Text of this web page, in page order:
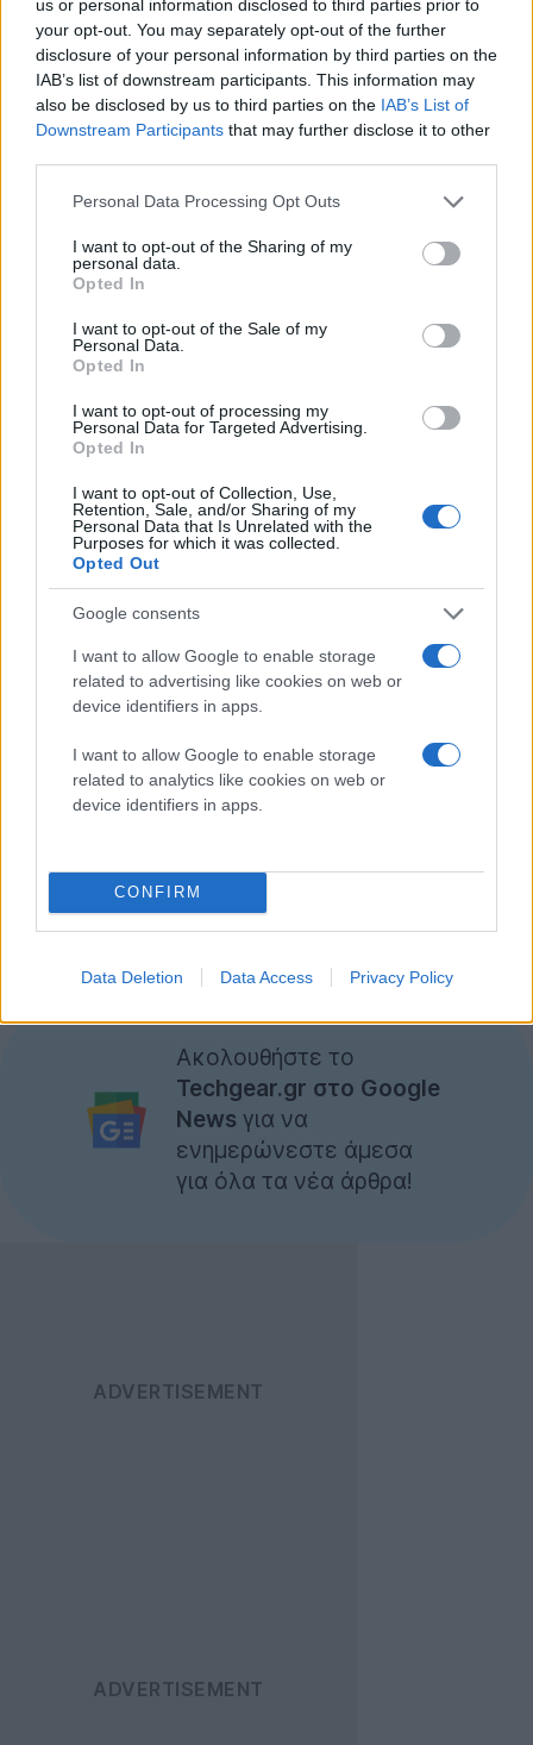
us or personal information disclosed to third parties prior to
your opt-out. You may separately opt-out of the further
disclosure of your personal information by third parties on the
IAB’s list of downstream participants. This information may
also be disclosed by us to third parties on the IAB’s List of
Downstream Participants that may further disclose it to other
Please note that this website/app uses one or more Google
not limited to your visit or usage behaviour. You may click to
grant or deny consent to Google and its third-party tags to
use your data for below specified purposes in below Google
consent section.
Personal Data Processing Opt Outs
I want to opt-out of the Sharing of my
personal data.
Opted In
I want to opt-out of the Sale of my
Personal Data.
Opted In
I want to opt-out of processing my
Personal Data for Targeted Advertising.
Opted In
I want to opt-out of Collection, Use,
Retention, Sale, and/or Sharing of my
Personal Data that Is Unrelated with the
Purposes for which it was collected.
Opted Out
Google consents
I want to allow Google to enable storage
related to advertising like cookies on web or
device identifiers in apps.
I want to allow Google to enable storage
related to analytics like cookies on web or
device identifiers in apps.
CONFIRM
Data Deletion Data Access Privacy Policy
μικρότερο αλλά ακόμα πιο ανθεκτικό από το
Xperia
, αφού φημολογείται ότι θα είναι πιστοποιημένο στο
πρωτόκολλο IP58 (αντοχή σε βάθος 1 μέτρου για
Σύμφωνα με τις πληροφορίες που διέρρευσε η
Sony Xperia ZR
Οθόνη 4.6'' HD (1280 x 720)
Επεξεργαστής quad-core Qualcomm Snapdragon
S4 Pro 1.5GHz
Επεξεργαστής γραφικών Adreno 320 GPU
Μνήμη RAM 2GB
Αποθηκευτικός χώρος 8GB (επέκταση με microSD)
WiFi 802.11 b/g/n, Bluetooth 4.0, GPS, DLNA
Πιθανότατα θα έχουμε φρέσκιες και πιο επίσημες
πληροφορίες μέσα στις επόμενες ημέρες.
Ακολουθήστε το
Techgear.gr στο Google
News για να
ενημερώνεστε άμεσα
για όλα τα νέα άρθρα!